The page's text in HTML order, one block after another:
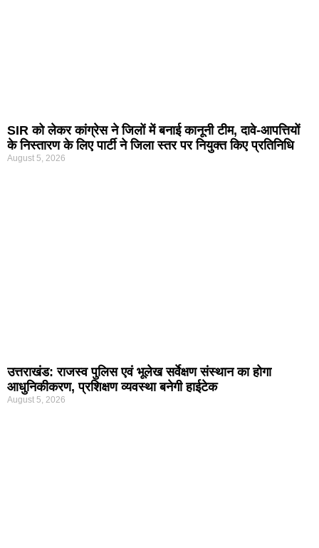
SIR को लेकर कांग्रेस ने जिलों में बनाई कानूनी टीम, दावे-आपत्तियों
के निस्तारण के लिए पार्टी ने जिला स्तर पर नियुक्त किए प्रतिनिधि
August 5, 2026
उत्तराखंड: राजस्व पुलिस एवं भूलेख सर्वेक्षण संस्थान का होगा
आधुनिकीकरण, प्रशिक्षण व्यवस्था बनेगी हाईटेक
August 5, 2026